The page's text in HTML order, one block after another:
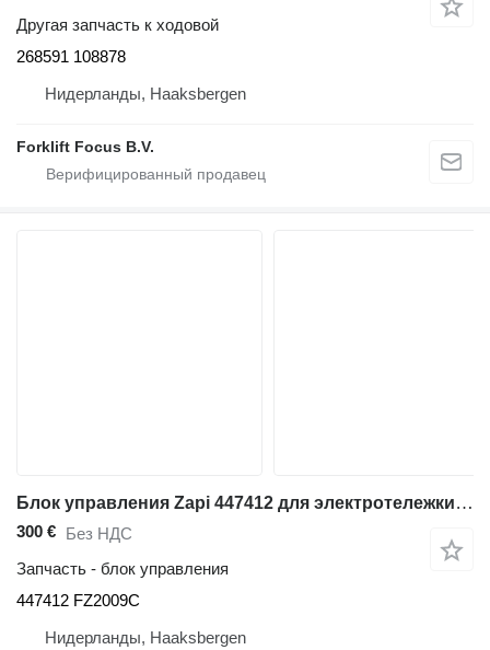
Другая запчасть к ходовой
268591 108878
Нидерланды, Haaksbergen
Forklift Focus B.V.
Блок управления Zapi 447412 для электротележки Atlet PLL 180
300 € Без НДС
Запчасть - блок управления
447412 FZ2009C
Нидерланды, Haaksbergen